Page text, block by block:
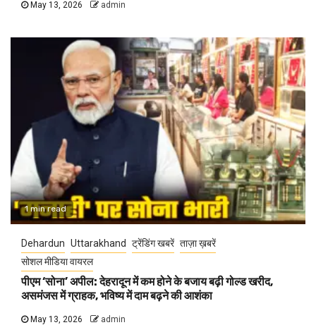
May 13, 2026 admin
1 min read
Dehardun Uttarakhand ट्रेंडिंग खबरें ताज़ा ख़बरें
सोशल मीडिया वायरल
पीएम ‘सोना’ अपील: देहरादून में कम होने के बजाय बढ़ी गोल्ड खरीद,
असमंजस में ग्राहक, भविष्य में दाम बढ़ने की आशंका
May 13, 2026 admin